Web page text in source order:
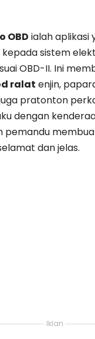
OBD ialah aplikasi
sistem
OBD-II. Ini
ralat enjin,
pratonton
dengan
pemandu
dan jelas.
Iklan